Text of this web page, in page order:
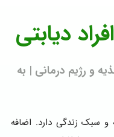
دیابتی
و رژیم درمانی | به
تغذیه و سبک زندگی دارد. اضافه